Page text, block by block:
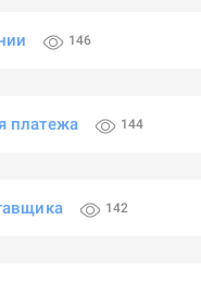
146
платежа 144
142